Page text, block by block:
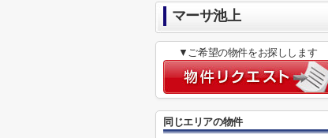
マーサ池上
▼ご希望の物件をお探しします
同じエリアの物件